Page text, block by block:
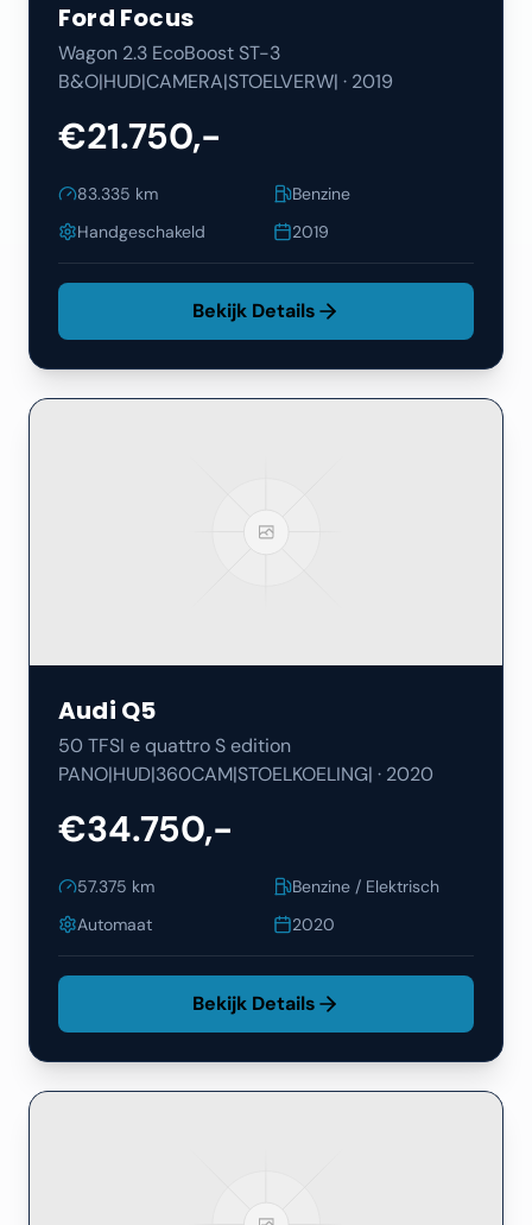
Ford Focus
Wagon 2.3 EcoBoost ST-3
B&O|HUD|CAMERA|STOELVERW| · 2019
€21.750,-
83.335 km
Benzine
Handgeschakeld
2019
Bekijk Details
Audi Q5
50 TFSI e quattro S edition
PANO|HUD|360CAM|STOELKOELING| · 2020
€34.750,-
57.375 km
Benzine / Elektrisch
Automaat
2020
Bekijk Details